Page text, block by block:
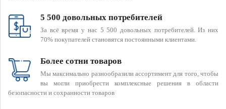
5 500 довольных потребителей
За всё время у нас 5 500 довольных потребителей. Из них
70% покупателей становятся постоянными клиентами.
Более сотни товаров
Мы максимально разнообразили ассортимент для того, чтобы
вы могли приобрести комплексные решения в области
безопасности и сохранности товаров